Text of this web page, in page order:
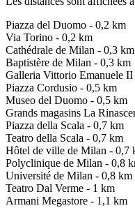
Piazza del Duomo - 0,2 km
Via Torino - 0,2 km
Cathédrale de Milan - 0,3 km
Baptistère de Milan - 0,3 km
Galleria Vittorio Emanuele
Piazza Cordusio - 0,5 km
Museo del Duomo - 0,5 km
Grands magasins La
Piazza della Scala - 0,7 km
Teatro della Scala - 0,7 km
Hôtel de ville de Milan - 0,7
Polyclinique de Milan - 0,8
Université de Milan - 0,8 km
Teatro Dal Verme - 1 km
Armani Megastore - 1,1 km